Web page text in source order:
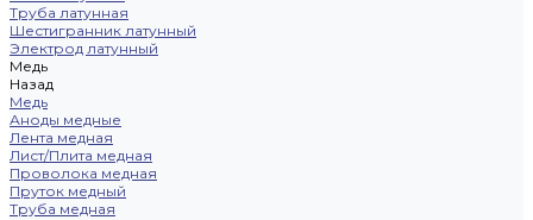
Труба латунная
Шестигранник латунный
Электрод латунный
Медь
Назад
Медь
Аноды медные
Лента медная
Лист/Плита медная
Проволока медная
Пруток медный
Труба медная